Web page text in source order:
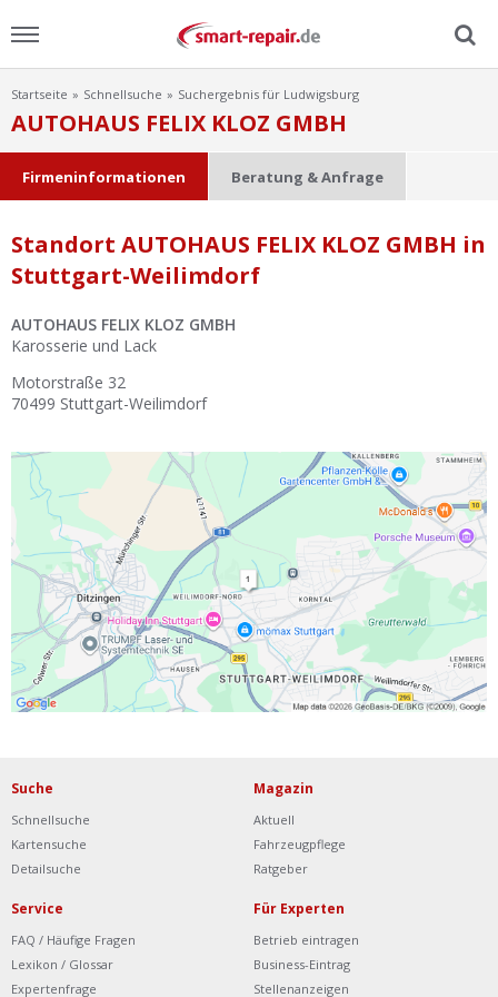
Menu
Home
Ratgeber
FAQ
Lexikon
Video
Ist Ihre Werkstatt schon dabei?
Kostenlos eintragen
Werkstatt Login
Startseite Schnellsuche Suchergebnis für Ludwigsburg
AUTOHAUS FELIX KLOZ GMBH
Firmeninformationen Beratung & Anfrage
Standort AUTOHAUS FELIX KLOZ GMBH in
Stuttgart-Weilimdorf
AUTOHAUS FELIX KLOZ GMBH
Karosserie und Lack
Motorstraße 32
70499 Stuttgart-Weilimdorf
Suche
Schnellsuche
Kartensuche
Detailsuche
Magazin
Aktuell
Fahrzeugpflege
Ratgeber
Service
FAQ / Häufige Fragen
Lexikon / Glossar
Expertenfrage
Für Experten
Betrieb eintragen
Business-Eintrag
Stellenanzeigen